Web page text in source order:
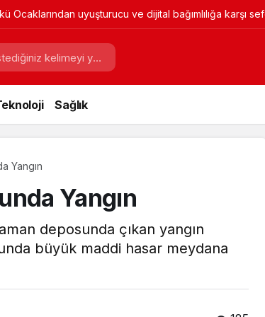
Ocaklarından uyuşturucu ve dijital bağımlılığa karşı
Sağlık
Yangın
Yangın
deposunda çıkan yangın
büyük maddi hasar meydana